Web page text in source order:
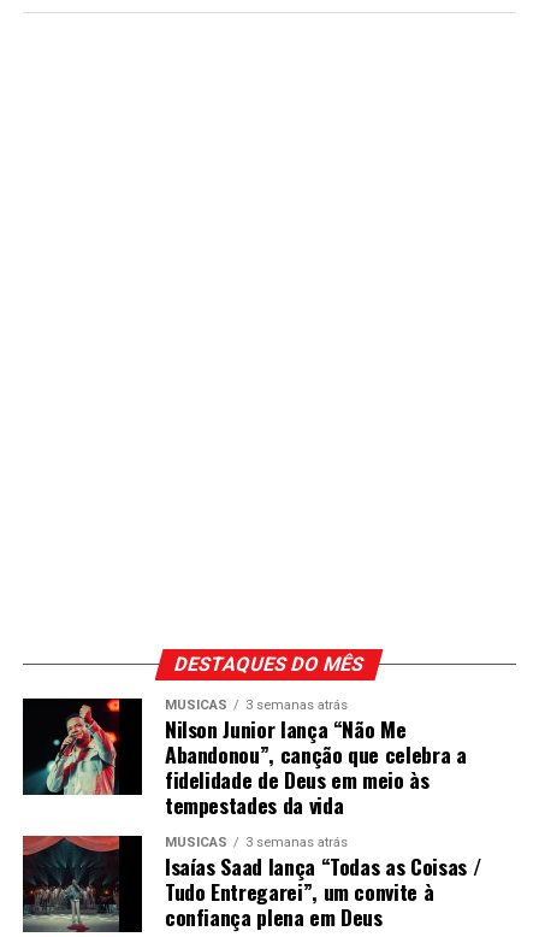
DESTAQUES DO MÊS
MÚSICAS 3 semanas atrás
Nilson Junior lança “Não Me
Abandonou”, canção que celebra a
fidelidade de Deus em meio às
tempestades da vida
MÚSICAS 3 semanas atrás
Isaías Saad lança “Todas as Coisas /
Tudo Entregarei”, um convite à
confiança plena em Deus